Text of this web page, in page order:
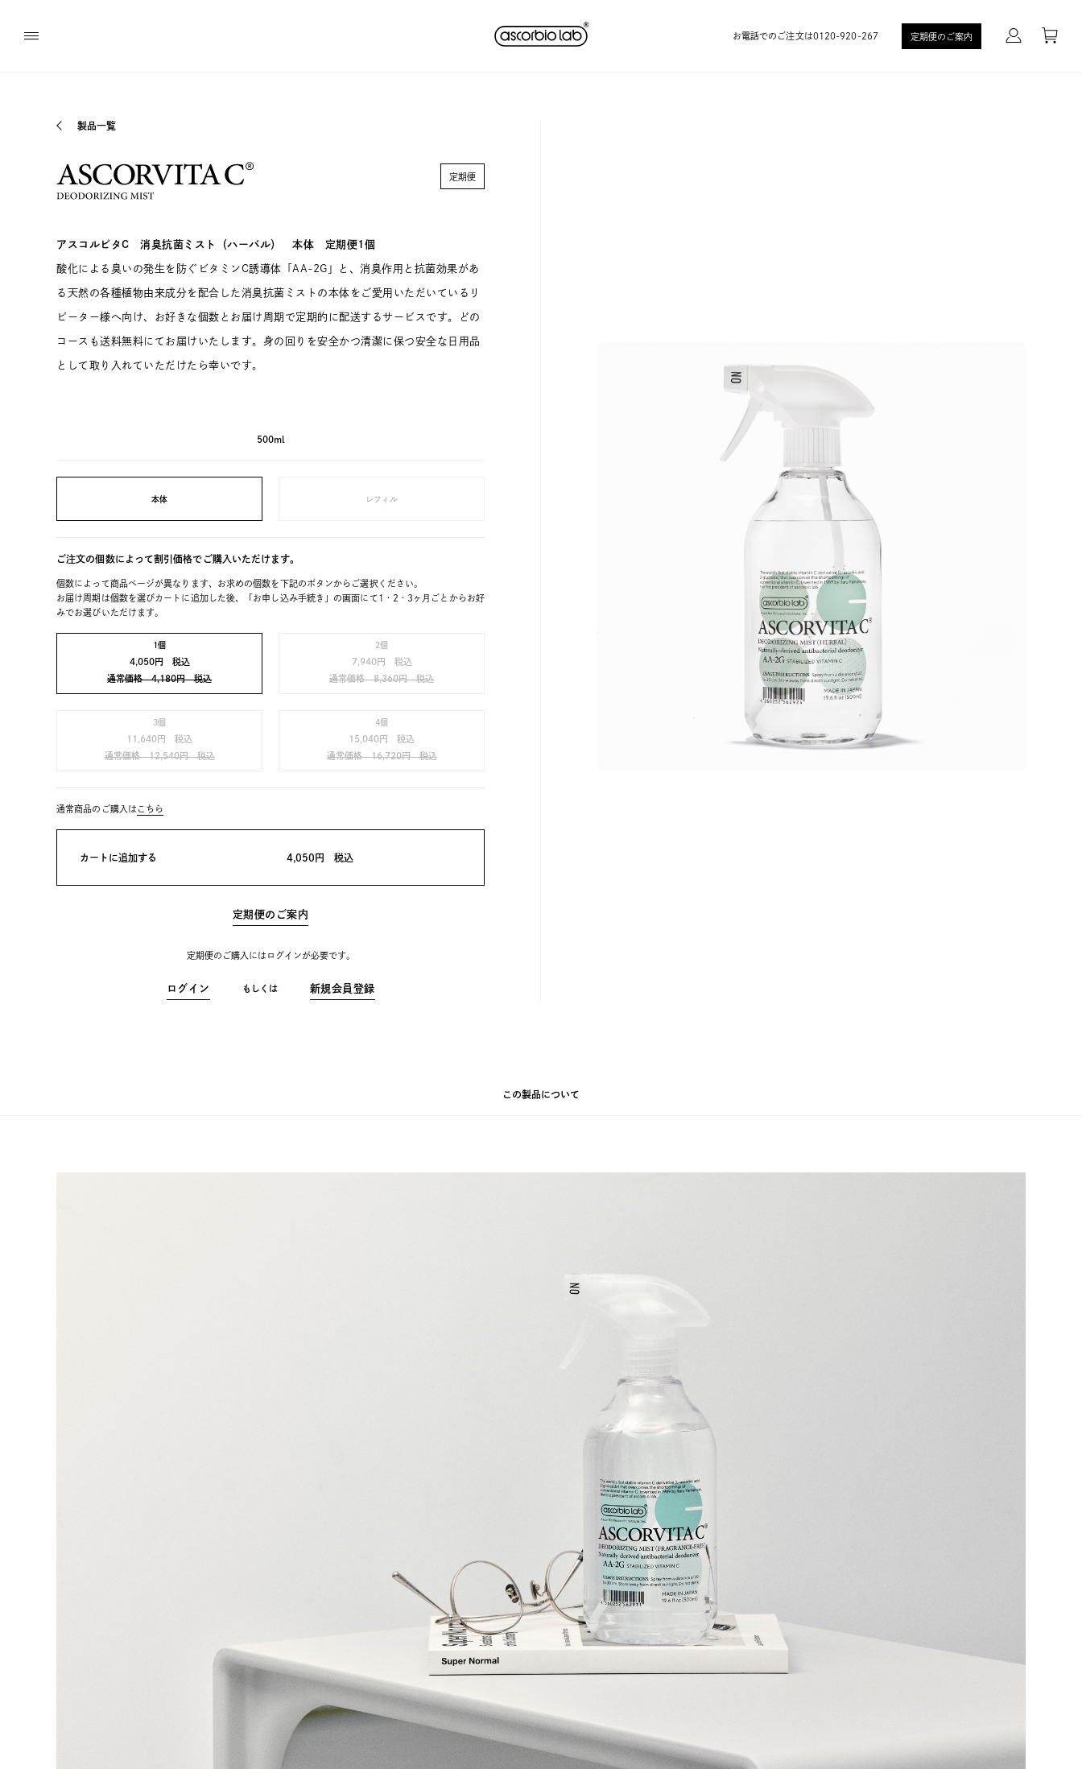
お電話でのご注文は0120-920-267 定期便のご案内
製品一覧
アスコルビタC 消臭抗菌ミスト（ハーバル） 本体 定期便1個
酸化による臭いの発生を防ぐビタミンC誘導体「AA-2G」と、消臭作用と抗菌効果があ
る天然の各種植物由来成分を配合した消臭抗菌ミストの本体をご愛用いただいているリ
ピーター様へ向け、お好きな個数とお届け周期で定期的に配送するサービスです。どの
コースも送料無料にてお届けいたします。身の回りを安全かつ清潔に保つ安全な日用品
として取り入れていただけたら幸いです。
500ml
本体 レフィル
ご注文の個数によって割引価格でご購入いただけます。
個数によって商品ページが異なります、お求めの個数を下記のボタンからご選択ください。
お届け周期は個数を選びカートに追加した後、「お申し込み手続き」の画面にて1・2・3ヶ月ごとからお好
みでお選びいただけます。
1個
4,050円 税込
通常価格 4,180円 税込
2個
7,940円 税込
通常価格 8,360円 税込
3個
11,640円 税込
通常価格 12,540円 税込
4個
15,040円 税込
通常価格 16,720円 税込
通常商品のご購入は こちら
カートに追加する 4,050 円 税込
定期便のご案内
定期便のご購入にはログインが必要です。
ログイン もしくは 新規会員登録
この製品について